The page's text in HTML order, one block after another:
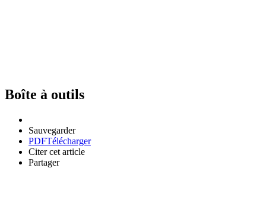
Boîte à outils
Sauvegarder
PDFTélécharger
Citer cet article
Partager